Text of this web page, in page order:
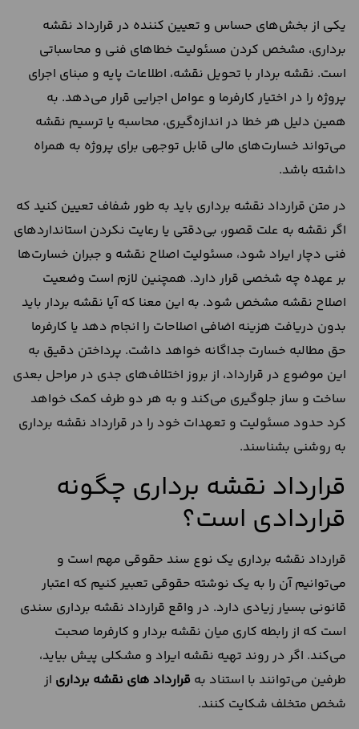
یکی از بخش‌های حساس و تعیین‌ کننده در قرارداد نقشه
برداری، مشخص کردن مسئولیت خطاهای فنی و محاسباتی
است. نقشه بردار با تحویل نقشه، اطلاعات پایه و مبنای اجرای
پروژه را در اختیار کارفرما و عوامل اجرایی قرار می‌دهد. به
همین دلیل هر خطا در اندازه‌گیری، محاسبه یا ترسیم نقشه
می‌تواند خسارت‌های مالی قابل‌ توجهی برای پروژه به همراه
داشته باشد.
در متن قرارداد نقشه برداری باید به‌ طور شفاف تعیین کنید که
اگر نقشه به علت قصور، بی‌دقتی یا رعایت نکردن استانداردهای
فنی دچار ایراد شود، مسئولیت اصلاح نقشه و جبران خسارت‌ها
بر عهده چه شخصی قرار دارد. همچنین لازم است وضعیت
اصلاح نقشه مشخص شود. به این معنا که آیا نقشه بردار باید
بدون دریافت هزینه اضافی اصلاحات را انجام دهد یا کارفرما
حق مطالبه خسارت جداگانه خواهد داشت. پرداختن دقیق به
این موضوع در قرارداد، از بروز اختلاف‌های جدی در مراحل بعدی
ساخت‌ و ساز جلوگیری می‌کند و به هر دو طرف کمک خواهد
کرد حدود مسئولیت و تعهدات خود را در قرارداد نقشه برداری
به‌ روشنی بشناسند.
قرارداد نقشه برداری چگونه
قراردادی است؟
قرارداد نقشه برداری یک نوع سند حقوقی مهم است و
می‌توانیم آن را به یک نوشته حقوقی تعبیر کنیم که اعتبار
قانونی بسیار زیادی دارد. در واقع قرارداد نقشه برداری سندی
است که از رابطه کاری میان نقشه بردار و کارفرما صحبت
می‌کند. اگر در روند تهیه نقشه ایراد و مشکلی پیش بیاید،
طرفین می‌توانند با استناد به قرارداد های نقشه برداری از
شخص متخلف شکایت کنند.